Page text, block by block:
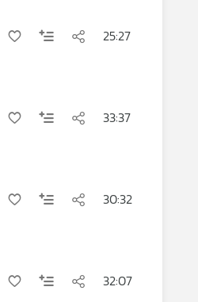
25:27
33:37
30:32
32:07